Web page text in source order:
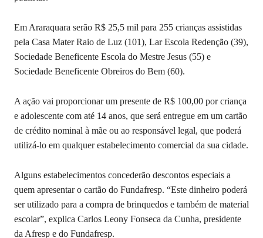
Em Araraquara serão R$ 25,5 mil para 255 crianças assistidas
pela Casa Mater Raio de Luz (101), Lar Escola Redenção (39),
Sociedade Beneficente Escola do Mestre Jesus (55) e
Sociedade Beneficente Obreiros do Bem (60).
A ação vai proporcionar um presente de R$ 100,00 por criança
e adolescente com até 14 anos, que será entregue em um cartão
de crédito nominal à mãe ou ao responsável legal, que poderá
utilizá-lo em qualquer estabelecimento comercial da sua cidade.
Alguns estabelecimentos concederão descontos especiais a
quem apresentar o cartão do Fundafresp. “Este dinheiro poderá
ser utilizado para a compra de brinquedos e também de material
escolar”, explica Carlos Leony Fonseca da Cunha, presidente
da Afresp e do Fundafresp.